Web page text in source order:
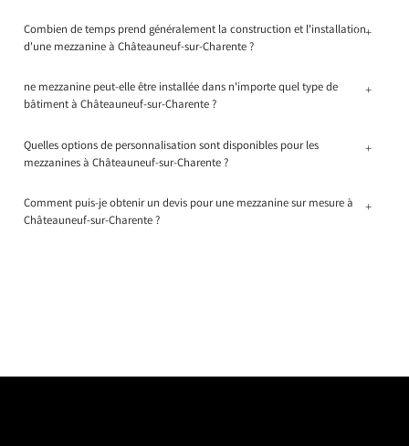
Combien de temps prend généralement la construction et l'installation
d'une mezzanine à Châteauneuf-sur-Charente ?
+
ne mezzanine peut-elle être installée dans n'importe quel type de
bâtiment à Châteauneuf-sur-Charente ?
+
Quelles options de personnalisation sont disponibles pour les
mezzanines à Châteauneuf-sur-Charente ?
+
Comment puis-je obtenir un devis pour une mezzanine sur mesure à
Châteauneuf-sur-Charente ?
+